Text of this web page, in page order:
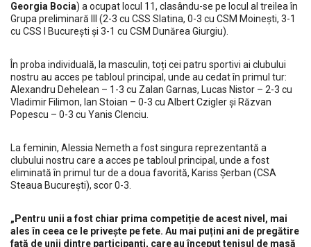
Georgia Bocia) a ocupat locul 11, clasându-se pe locul al treilea în
Grupa preliminară III (2-3 cu CSS Slatina, 0-3 cu CSM Moinești, 3-1
cu CSS I București și 3-1 cu CSM Dunărea Giurgiu).
În proba individuală, la masculin, toți cei patru sportivi ai clubului
nostru au acces pe tabloul principal, unde au cedat în primul tur:
Alexandru Dehelean – 1-3 cu Zalan Garnas, Lucas Nistor – 2-3 cu
Vladimir Filimon, Ian Stoian – 0-3 cu Albert Czigler și Răzvan
Popescu – 0-3 cu Yanis Clenciu.
La feminin, Alessia Nemeth a fost singura reprezentantă a
clubului nostru care a acces pe tabloul principal, unde a fost
eliminată în primul tur de a doua favorită, Kariss Șerban (CSA
Steaua București), scor 0-3.
„Pentru unii a fost chiar prima competiție de acest nivel, mai
ales în ceea ce le privește pe fete. Au mai puțini ani de pregătire
față de unii dintre participanți, care au început tenisul de masă